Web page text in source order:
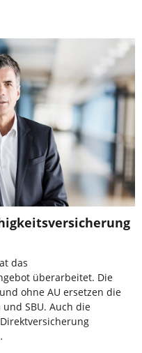
das
überarbeitet. Die
ohne AU ersetzen die
SBU. Auch die